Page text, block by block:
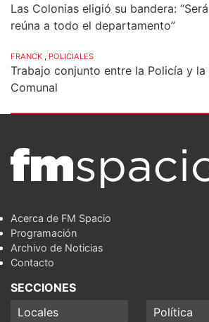
Las Colonias eligió su bandera:
reúna a todo el departamento”
FRANCK POLICIALES
Trabajo conjunto entre la Policía y la
Comunal
Acerca de FM Spacio
Programación
Archivo de Noticias
Contacto
SECCIONES
Locales
Política